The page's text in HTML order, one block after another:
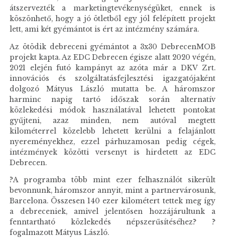
átszervezték a marketingtevékenységüket, ennek is
köszönhető, hogy a jó ötletből egy jól felépített projekt
lett, ami két gyémántot is ért az intézmény számára.
Az ötödik debreceni gyémántot a 3x30 DebrecenMOB
projekt kapta. Az EDC Debrecen égisze alatt 2020 végén,
2021 elején futó kampányt az azóta már a DKV Zrt.
innovációs és szolgáltatásfejlesztési igazgatójaként
dolgozó Mátyus László mutatta be. A háromszor
harminc napig tartó időszak során alternatív
közlekedési módok használatával lehetett pontokat
gyűjteni, azaz minden, nem autóval megtett
kilométerrel közelebb lehetett kerülni a felajánlott
nyereményekhez, ezzel párhuzamosan pedig cégek,
intézmények közötti versenyt is hirdetett az EDC
Debrecen.
?A programba több mint ezer felhasználót sikerült
bevonnunk, háromszor annyit, mint a partnervárosunk,
Barcelona. Összesen 140 ezer kilométert tettek meg így
a debreceniek, amivel jelentősen hozzájárultunk a
fenntartható közlekedés népszerűsítéséhez? ?
fogalmazott Mátyus László.